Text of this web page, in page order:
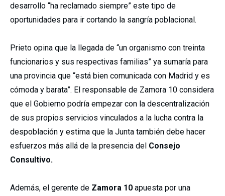
desarrollo “ha reclamado siempre” este tipo de
oportunidades para ir cortando la sangría poblacional.
Prieto opina que la llegada de “un organismo con treinta
funcionarios y sus respectivas familias” ya sumaría para
una provincia que “está bien comunicada con Madrid y es
cómoda y barata”. El responsable de Zamora 10 considera
que el Gobierno podría empezar con la descentralización
de sus propios servicios vinculados a la lucha contra la
despoblación y estima que la Junta también debe hacer
esfuerzos más allá de la presencia del Consejo
Consultivo.
Además, el gerente de Zamora 10 apuesta por una